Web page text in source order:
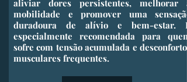
aliviar dores persistentes, melhorar a
mobilidade e promover uma sensação
duradoura de alívio e bem-estar. É
especialmente recomendada para quem
sofre com tensão acumulada e desconfortos
musculares frequentes.